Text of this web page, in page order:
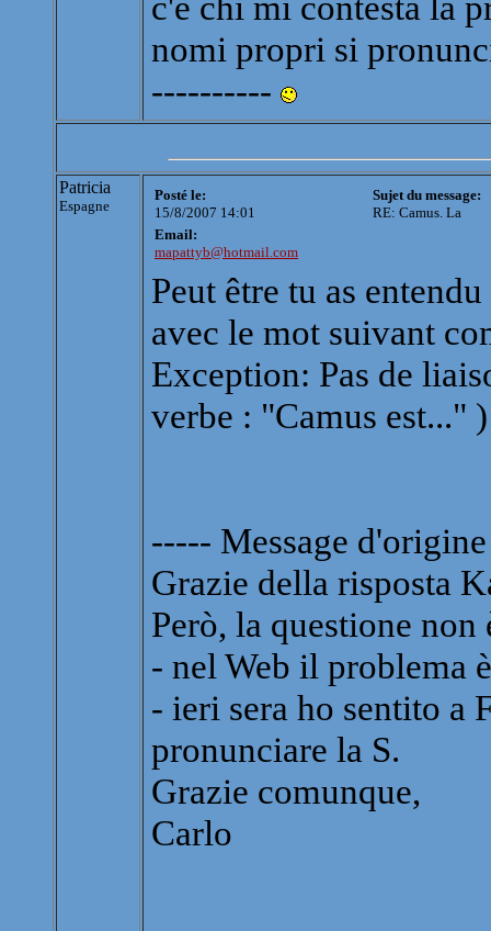
nomi propri si
----------
Patricia
Espagne
Posté le:
15/8/2007 14:01
Sujet du message:
RE: Camus. La
Email:
mapattyb@hotmail.com
Peut être tu as
avec le mot suivant
Exception: Pas de
verbe : "Camus est..."
----- Message
Grazie della risposta
Però, la questione
- nel Web il problema
- ieri sera ho sentito a
pronunciare la S.
Grazie comunque,
Carlo